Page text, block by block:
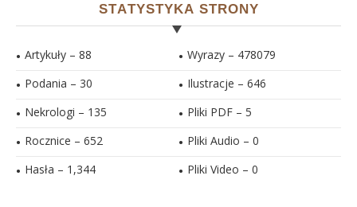
STATYSTYKA STRONY
Artykuły – 88
Podania – 30
Nekrologi – 135
Rocznice – 652
Hasła – 1,344
Wyrazy – 478079
Ilustracje – 646
Pliki PDF – 5
Pliki Audio – 0
Pliki Video – 0